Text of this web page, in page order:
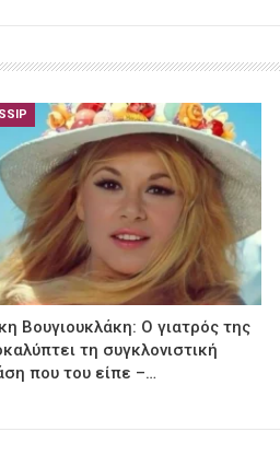
Βουγιουκλάκη: Ο γιατρός της
τη συγκλονιστική
που του είπε –…